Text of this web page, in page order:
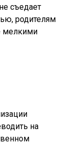
съедает
родителям
мелкими
на